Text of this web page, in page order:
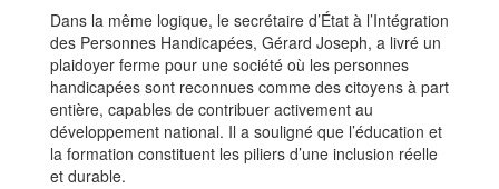
Dans la même logique, le secrétaire d’État à l’Intégration
des Personnes Handicapées, Gérard Joseph, a livré un
plaidoyer ferme pour une société où les personnes
handicapées sont reconnues comme des citoyens à part
entière, capables de contribuer activement au
développement national. Il a souligné que l’éducation et
la formation constituent les piliers d’une inclusion réelle
et durable.